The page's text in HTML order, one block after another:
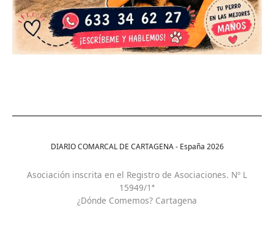
DIARIO COMARCAL DE CARTAGENA - España 2026
Asociación inscrita en el Registro de Asociaciones. Nº L
15949/1ª
¿Dónde Comemos? Cartagena